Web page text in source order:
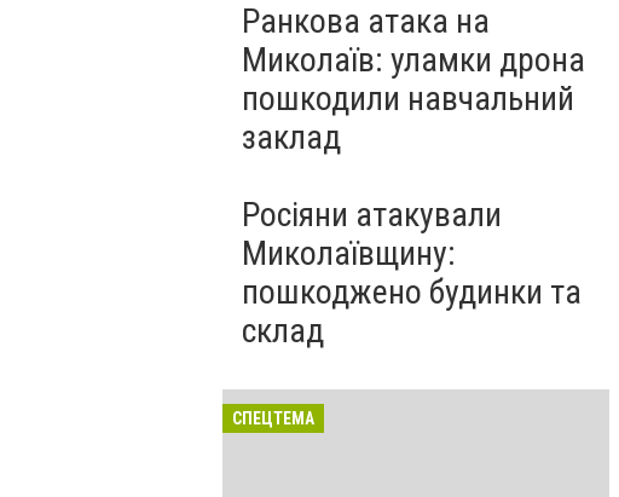
Ранкова атака на
Миколаїв: уламки дрона
пошкодили навчальний
заклад
Росіяни атакували
Миколаївщину:
пошкоджено будинки та
склад
СПЕЦТЕМА